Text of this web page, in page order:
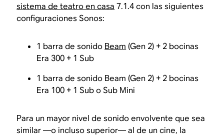
sistema de teatro en casa 7.1.4 con las siguientes
configuraciones Sonos:
1 barra de sonido Beam (Gen 2) + 2 bocinas
Era 300 + 1 Sub
1 barra de sonido Beam (Gen 2) + 2 bocinas
Era 100 + 1 Sub o Sub Mini
Para un mayor nivel de sonido envolvente que sea
similar —o incluso superior— al de un cine, la